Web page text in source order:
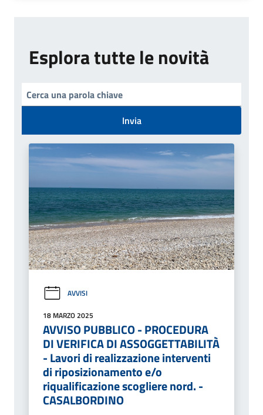
Esplora tutte le novità
Invia
AVVISI
18 MARZO 2025
AVVISO PUBBLICO - PROCEDURA
DI VERIFICA DI ASSOGGETTABILITÀ
- Lavori di realizzazione interventi
di riposizionamento e/o
riqualificazione scogliere nord. -
CASALBORDINO